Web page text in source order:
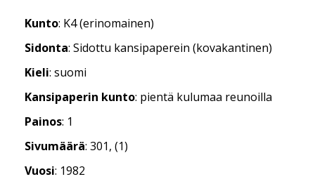
Kunto: K4 (erinomainen)
Sidonta: Sidottu kansipaperein (kovakantinen)
Kieli: suomi
Kansipaperin kunto: pientä kulumaa reunoilla
Painos: 1
Sivumäärä: 301, (1)
Vuosi: 1982